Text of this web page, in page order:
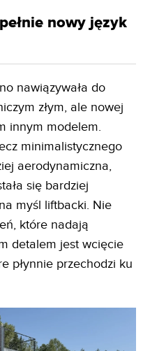
nowy język
nawiązywała do
złym, ale nowej
innym modelem.
minimalistycznego
aerodynamiczna,
się bardziej
myśl liftbacki. Nie
które nadają
detalem jest wcięcie
płynnie przechodzi ku